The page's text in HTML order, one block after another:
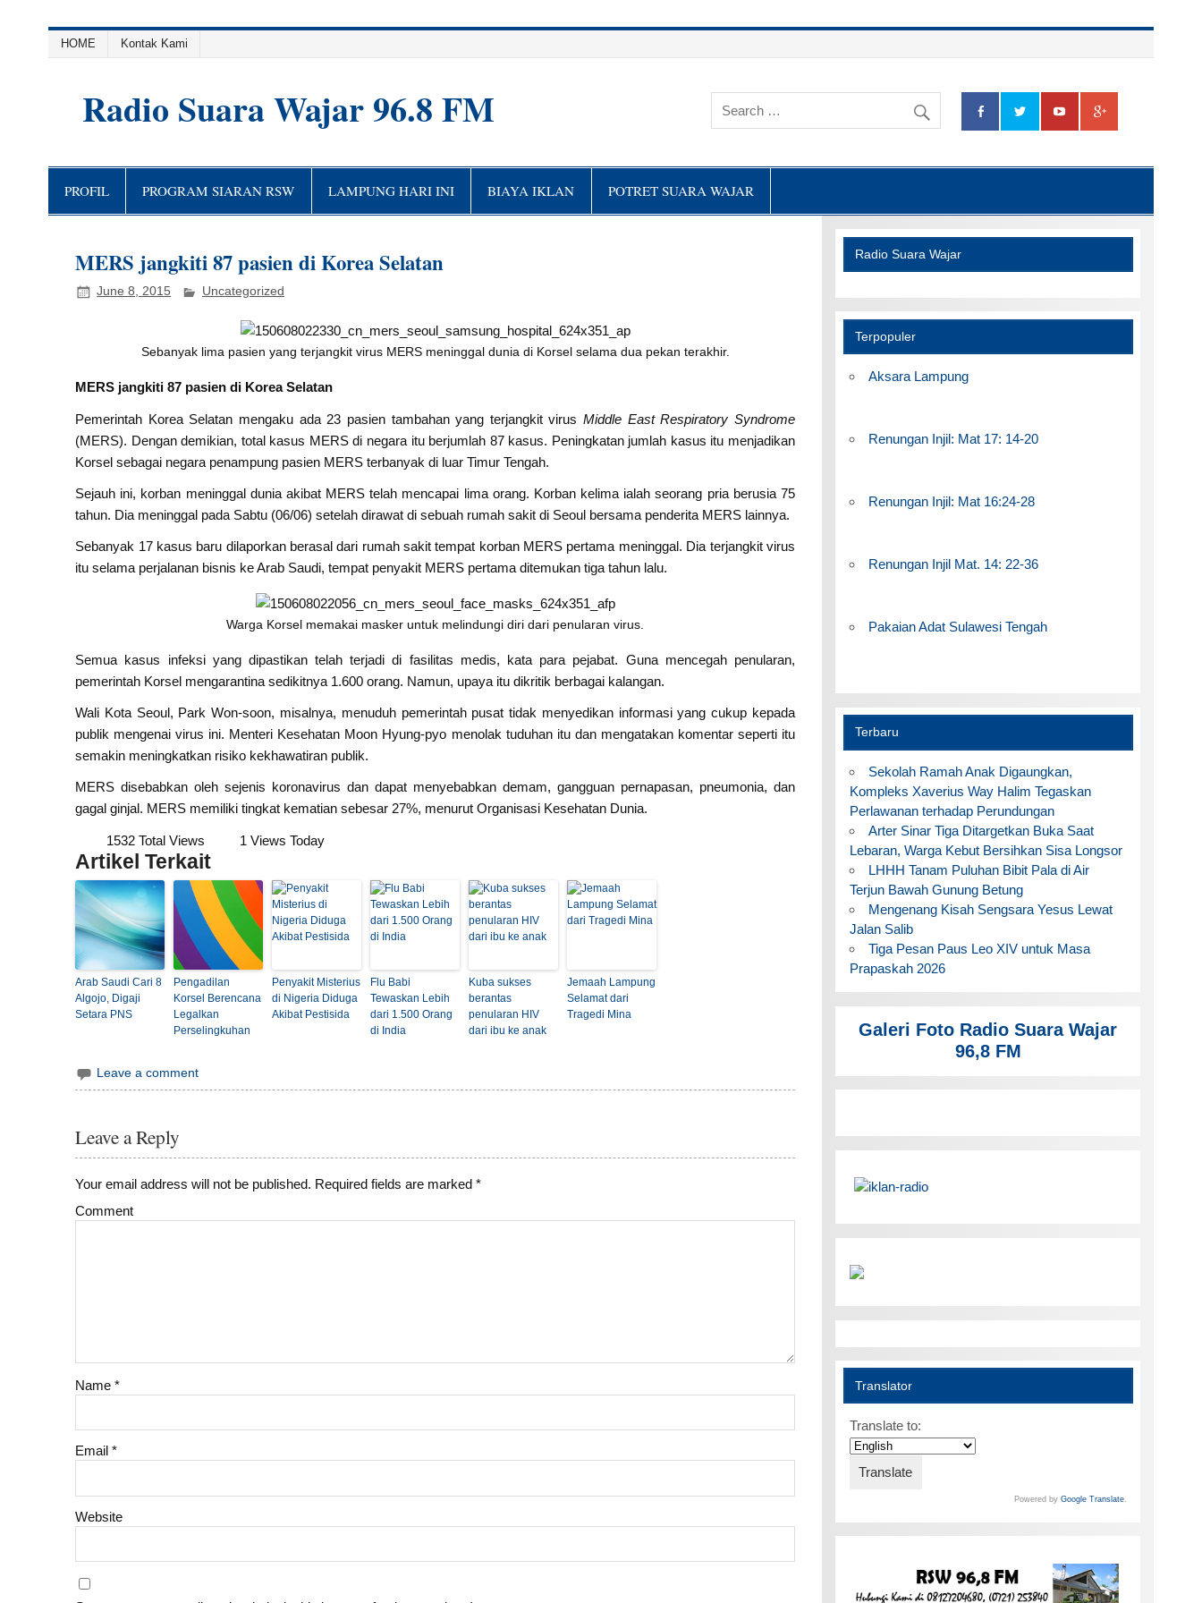
HOME Kontak Kami
Radio Suara Wajar 96.8 FM
PROFIL PROGRAM SIARAN RSW LAMPUNG HARI INI BIAYA IKLAN POTRET SUARA WAJAR
MERS jangkiti 87 pasien di Korea Selatan
June 8, 2015 Uncategorized
Sebanyak lima pasien yang terjangkit virus MERS meninggal dunia di Korsel selama dua pekan terakhir.
MERS jangkiti 87 pasien di Korea Selatan
Pemerintah Korea Selatan mengaku ada 23 pasien tambahan yang terjangkit virusMiddle East Respiratory Syndrome
(MERS). Dengan demikian, total kasus MERS di negara itu berjumlah 87 kasus. Peningkatan jumlah kasus itu menjadikan
Korsel sebagai negara penampung pasien MERS terbanyak di luar Timur Tengah.
Sejauh ini, korban meninggal dunia akibat MERS telah mencapai lima orang. Korban kelima ialah seorang pria berusia 75
tahun. Dia meninggal pada Sabtu (06/06) setelah dirawat di sebuah rumah sakit di Seoul bersama penderita MERS lainnya.
Sebanyak 17 kasus baru dilaporkan berasal dari rumah sakit tempat korban MERS pertama meninggal. Dia terjangkit virus
itu selama perjalanan bisnis ke Arab Saudi, tempat penyakit MERS pertama ditemukan tiga tahun lalu.
Warga Korsel memakai masker untuk melindungi diri dari penularan virus.
Semua kasus infeksi yang dipastikan telah terjadi di fasilitas medis, kata para pejabat. Guna mencegah penularan,
pemerintah Korsel mengarantina sedikitnya 1.600 orang. Namun, upaya itu dikritik berbagai kalangan.
Wali Kota Seoul, Park Won-soon, misalnya, menuduh pemerintah pusat tidak menyedikan informasi yang cukup kepada
publik mengenai virus ini. Menteri Kesehatan Moon Hyung-pyo menolak tuduhan itu dan mengatakan komentar seperti itu
semakin meningkatkan risiko kekhawatiran publik.
MERS disebabkan oleh sejenis koronavirus dan dapat menyebabkan demam, gangguan pernapasan, pneumonia, dan
gagal ginjal. MERS memiliki tingkat kematian sebesar 27%, menurut Organisasi Kesehatan Dunia.
1532 Total Views 1 Views Today
Artikel Terkait
Arab Saudi Cari 8
Algojo, Digaji
Setara PNS
Pengadilan
Korsel Berencana
Legalkan
Perselingkuhan
Penyakit Misterius
di Nigeria Diduga
Akibat Pestisida
Flu Babi
Tewaskan Lebih
dari 1.500 Orang
di India
Kuba sukses
berantas
penularan HIV
dari ibu ke anak
Jemaah Lampung
Selamat dari
Tragedi Mina
Leave a comment
Leave a Reply
Your email address will not be published. Required fields are marked*
Comment
Name*
Email*
Website
Radio Suara Wajar
Terpopuler
Aksara Lampung
Renungan Injil: Mat 17: 14-20
Renungan Injil: Mat 16:24-28
Renungan Injil Mat. 14: 22-36
Pakaian Adat Sulawesi Tengah
Terbaru
Sekolah Ramah Anak Digaungkan,
Kompleks Xaverius Way Halim Tegaskan
Perlawanan terhadap Perundungan
Arter Sinar Tiga Ditargetkan Buka Saat
Lebaran, Warga Kebut Bersihkan Sisa Longsor
LHHH Tanam Puluhan Bibit Pala di Air
Terjun Bawah Gunung Betung
Mengenang Kisah Sengsara Yesus Lewat
Jalan Salib
Tiga Pesan Paus Leo XIV untuk Masa
Prapaskah 2026
Galeri Foto Radio Suara Wajar
96,8 FM
Translator
Translate to:
Powered by Google Translate.